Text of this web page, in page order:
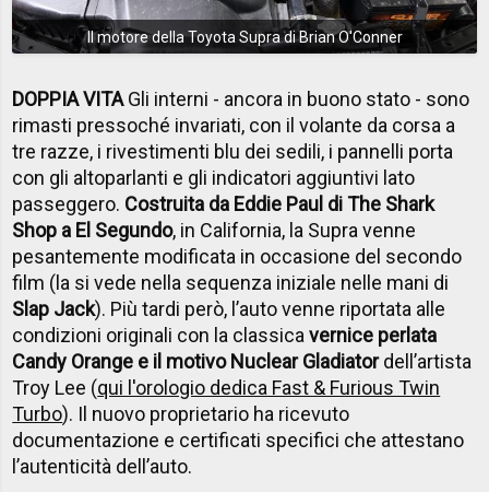
Il motore della Toyota Supra di Brian O'Conner
DOPPIA VITAGli interni - ancora in buono stato - sono
rimasti pressoché invariati, con il volante da corsa a
tre razze, i rivestimenti blu dei sedili, i pannelli porta
con gli altoparlanti e gli indicatori aggiuntivi lato
passeggero. Costruita da Eddie Paul di The Shark
Shop a El Segundo, in California, la Supra venne
pesantemente modificata in occasione del secondo
film (la si vede nella sequenza iniziale nelle mani di
Slap Jack). Più tardi però, l’auto venne riportata alle
condizioni originali con la classicavernice perlata
Candy Orange e il motivo Nuclear Gladiatordell’artista
Troy Lee (qui l'orologio dedica Fast & Furious Twin
Turbo). Il nuovo proprietario ha ricevuto
documentazione e certificati specifici che attestano
l’autenticità dell’auto.